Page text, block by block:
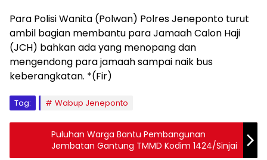
Para Polisi Wanita (Polwan) Polres Jeneponto turut
ambil bagian membantu para Jamaah Calon Haji
(JCH) bahkan ada yang menopang dan
mengendong para jamaah sampai naik bus
keberangkatan. *(Fir)
Tag: Wabup Jeneponto
Puluhan Warga Bantu Pembangunan
Jembatan Gantung TMMD Kodim 1424/Sinjai